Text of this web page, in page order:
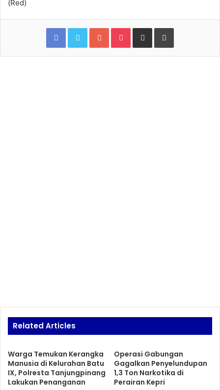
(Red)
FacebookTwitterGoogle+PocketShare via Email Print
Related Articles
Warga Temukan Kerangka
Manusia di Kelurahan Batu
IX, Polresta Tanjungpinang
Lakukan Penanganan
Operasi Gabungan
Gagalkan Penyelundupan
1,3 Ton Narkotika di
Perairan Kepri